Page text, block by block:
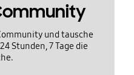
und tausche
Stunden, 7 Tage die